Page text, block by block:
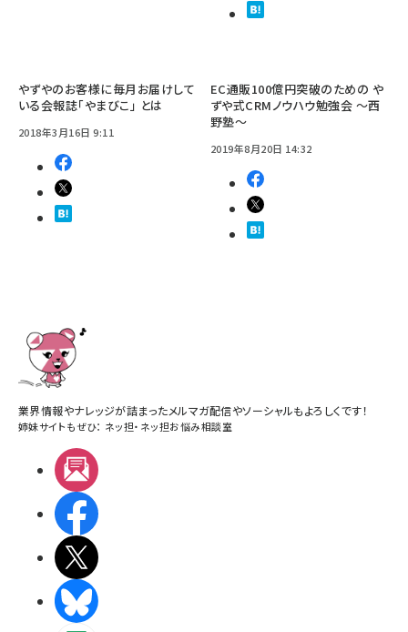
やずやのお客様に毎月お届けして
いる会報誌「やまびこ」 とは
2018年3月16日 9:11
EC通販100億円突破のための や
ずや式CRMノウハウ勉強会 ～西
野塾～
2019年8月20日 14:32
業界情報やナレッジが詰まったメルマガ配信やソーシャルもよろしくです！
姉妹サイトもぜひ： ネッ担・ ネッ担お悩み相談室